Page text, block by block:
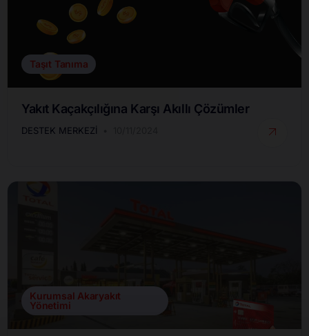
Taşıt Tanıma
Yakıt Kaçakçılığına Karşı Akıllı Çözümler
DESTEK MERKEZI
Kurumsal Akaryakıt
Yönetimi